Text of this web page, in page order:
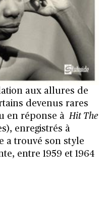
aux allures de
devenus rares
en réponse àHit The
enregistrés à
a trouvé son style
entre 1959 et 1964